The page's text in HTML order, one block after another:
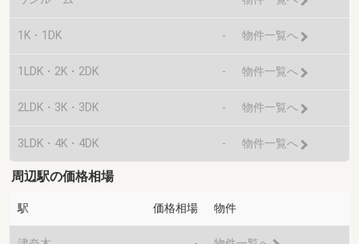
1K・1DK - 物件一覧へ
1LDK・2K・2DK - 物件一覧へ
2LDK・3K・3DK - 物件一覧へ
3LDK・4K・4DK - 物件一覧へ
周辺駅の価格相場
駅 価格相場 物件